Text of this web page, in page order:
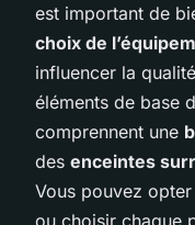
est important de
choix de
influencer la
éléments de base
comprennent une
des enceintes
Vous pouvez
ou choisir chaque